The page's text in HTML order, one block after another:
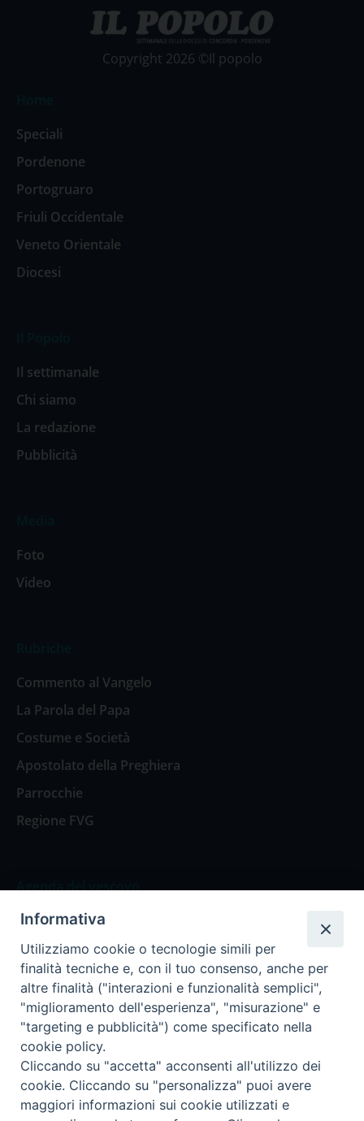
Copyright 2026 ©Il popolo
Speciali
Pordenone
Portogruaro
Friuli Occidentale
Veneto Orientale
Diocesi
Il settimanale
Chi siamo
La redazione
Pubblicità
Foto
Video
Commento al Vangelo
La Parola del Papa
Costume e Società
Apostolato della Preghiera
Parrocchie
Regione FVG
Agenda del vescovo
Agenda del vescovo
Privacy Policy Trasparenza
Termini e Condizioni
Informativa per il trattamento dei dati personali
Informativa
Utilizziamo cookie o tecnologie simili per
finalità tecniche e, con il tuo consenso, anche per
altre finalità ("interazioni e funzionalità semplici",
"miglioramento dell'esperienza", "misurazione" e
"targeting e pubblicità") come specificato nella
cookie policy.
Cliccando su "accetta" acconsenti all'utilizzo dei
cookie. Cliccando su "personalizza" puoi avere
maggiori informazioni sui cookie utilizzati e